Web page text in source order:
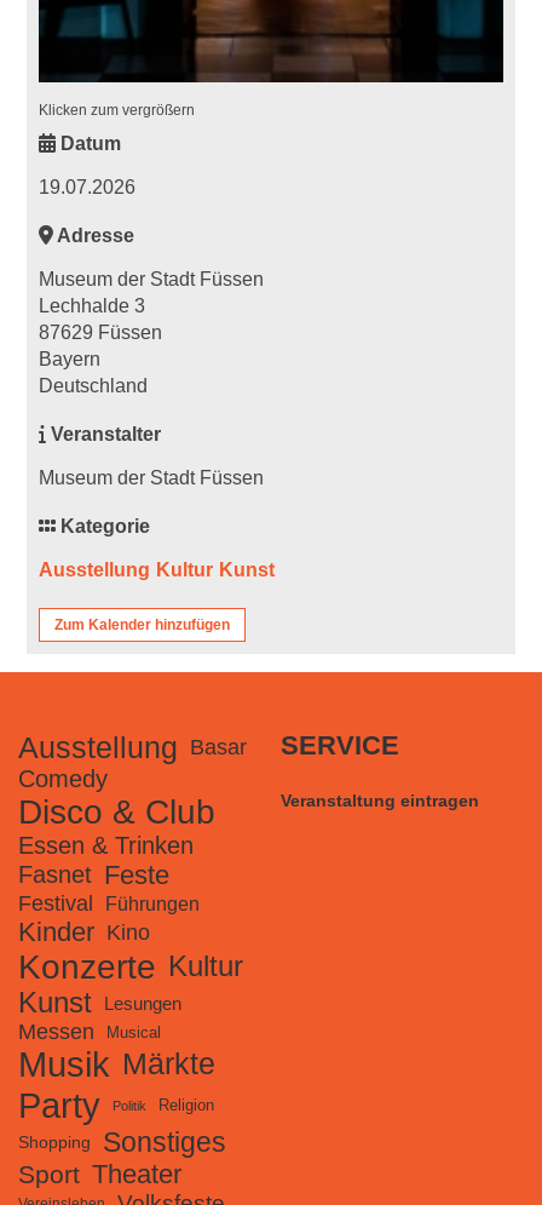
Klicken zum vergrößern
Datum
19.07.2026
Adresse
Museum der Stadt Füssen
Lechhalde 3
87629 Füssen
Bayern
Deutschland
Veranstalter
Museum der Stadt Füssen
Kategorie
Ausstellung Kultur Kunst
Zum Kalender hinzufügen
Ausstellung Basar
Comedy
Disco & Club
Essen & Trinken
Fasnet Feste
Festival Führungen
Kinder Kino
Konzerte Kultur
Kunst
Lesungen
Messen Musical
Musik Märkte
Party Politik Religion
Shopping Sonstiges
Sport Theater
SERVICE
Veranstaltung eintragen